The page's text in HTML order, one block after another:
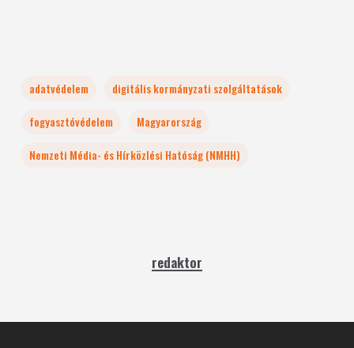
adatvédelem
digitális kormányzati szolgáltatások
fogyasztóvédelem
Magyarország
Nemzeti Média- és Hírközlési Hatóság (NMHH)
redaktor